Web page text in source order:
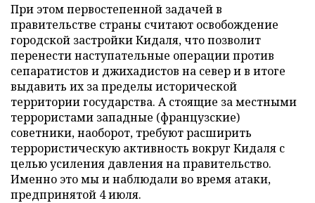
При этом первостепенной задачей в
правительстве страны считают освобождение
городской застройки Кидаля, что позволит
перенести наступательные операции против
сепаратистов и джихадистов на север и в итоге
выдавить их за пределы исторической
территории государства. А стоящие за местными
террористами западные (французские)
советники, наоборот, требуют расширить
террористическую активность вокруг Кидаля с
целью усиления давления на правительство.
Именно это мы и наблюдали во время атаки,
предпринятой 4 июля.